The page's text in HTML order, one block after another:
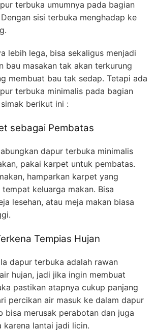
terbuka umumnya pada bagian
sisi terbuka menghadap ke
lebih lega, bisa sekaligus menjadi
bau masakan tak akan terkurung
membuat bau tak sedap. Tetapi ada
terbuka minimalis pada bagian
berikut ini :
sebagai Pembatas
dapur terbuka minimalis
pakai karpet untuk pembatas.
hamparkan karpet yang
keluarga makan. Bisa
lesehan, atau meja makan biasa
Tempias Hujan
dapur terbuka adalah rawan
hujan, jadi jika ingin membuat
pastikan atapnya cukup panjang
percikan air masuk ke dalam dapur
bisa merusak perabotan dan juga
karena lantai jadi licin.